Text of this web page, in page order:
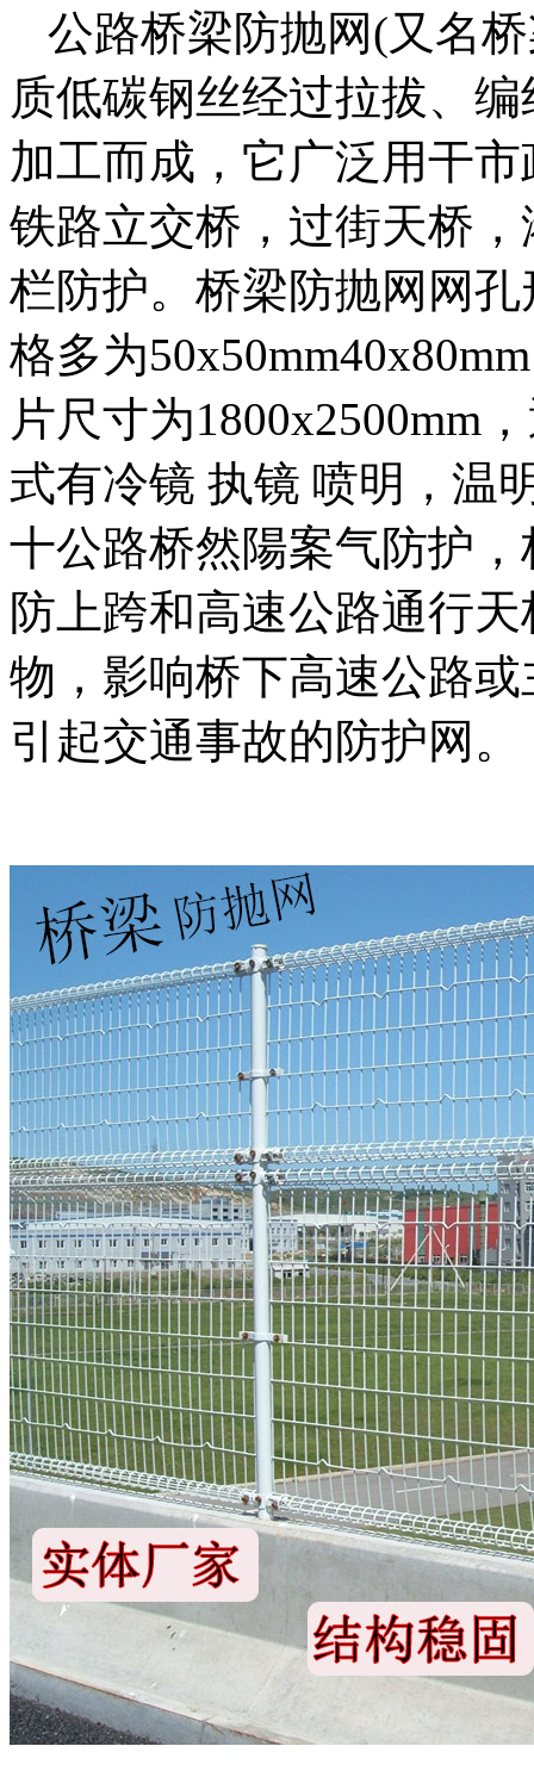
公路桥梁防抛网(又名
质低碳钢丝经过拉拔、
加工而成，它广泛用干
铁路立交桥，过街天桥
栏防护。桥梁防抛网网
格多为
片尺寸为1800x2500mm
式有冷镜 执镜 喷明，温
十公路桥然陽案气防护
防上跨和高速公路通行
物，影响桥下高速公路
引起交通事故的防护网。